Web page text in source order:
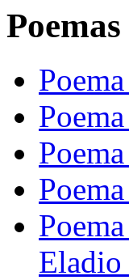
Eladio